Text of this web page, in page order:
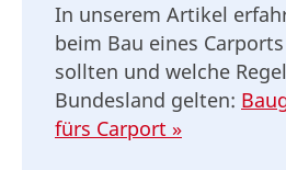
In unserem Artikel
beim Bau eines
sollten und welche
Bundesland gelten:
fürs Carport »